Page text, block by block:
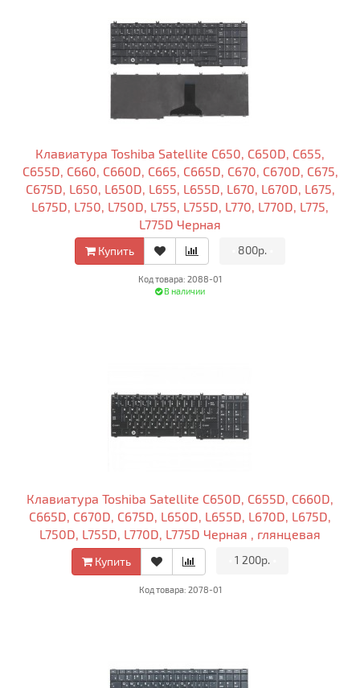
Клавиатура Toshiba Satellite C650, C650D, C655,
C655D, C660, C660D, C665, C665D, C670, C670D, C675,
C675D, L650, L650D, L655, L655D, L670, L670D, L675,
L675D, L750, L750D, L755, L755D, L770, L770D, L775,
L775D Черная
Купить 800р.
Код товара: 2088-01
В наличии
Клавиатура Toshiba Satellite C650D, C655D, C660D,
C665D, C670D, C675D, L650D, L655D, L670D, L675D,
L750D, L755D, L770D, L775D Черная , глянцевая
Купить 1 200р.
Код товара: 2078-01